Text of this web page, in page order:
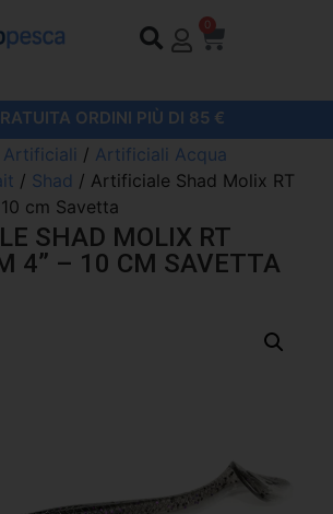
0
ORDINI PIÙ DI 85 €
Artificiali / Artificiali Acqua
/ Shad / Artificiale Shad Molix RT
cm Savetta
SHAD MOLIX RT
4” – 10 CM SAVETTA